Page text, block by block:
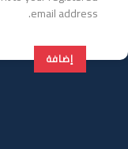
email address.